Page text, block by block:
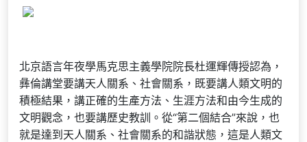
北京語言年夜學馬克思主義學院院長杜運輝傳授認為，
彝倫講堂要講天人關系、社會關系，既要講人類文明的
積極結果，講正確的生產方法、生涯方法和由今生成的
文明觀念，也要講歷史教訓。從“第二個結合”來說，也
就是達到天人關系、社會關系的和諧狀態，這是人類文